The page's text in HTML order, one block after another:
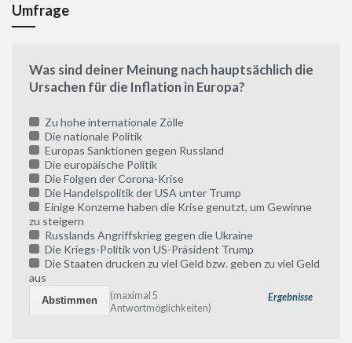
Umfrage
Was sind deiner Meinung nach hauptsächlich die
Ursachen für die Inflation in Europa?
Zu hohe internationale Zölle
Die nationale Politik
Europas Sanktionen gegen Russland
Die europäische Politik
Die Folgen der Corona-Krise
Die Handelspolitik der USA unter Trump
Einige Konzerne haben die Krise genutzt, um Gewinne
zu steigern
Russlands Angriffskrieg gegen die Ukraine
Die Kriegs-Politik von US-Präsident Trump
Die Staaten drucken zu viel Geld bzw. geben zu viel Geld
aus
Ergebnisse
(maximal 5
Antwortmöglichkeiten)